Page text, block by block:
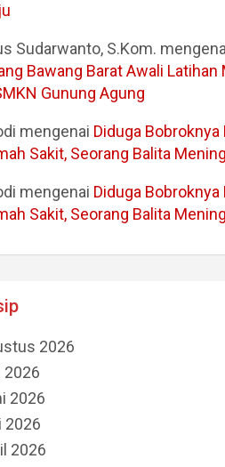
Sudarwanto, S.Kom.
Bawang Barat Awali
Gunung Agung
mengenai Diduga Bobroknya
Sakit, Seorang Balita
mengenai Diduga Bobroknya
Sakit, Seorang Balita
2026
2026
2026
2026
2026